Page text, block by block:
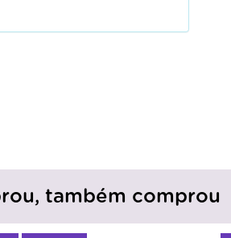
também comprou